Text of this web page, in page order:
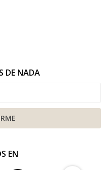
EN
DE NADA